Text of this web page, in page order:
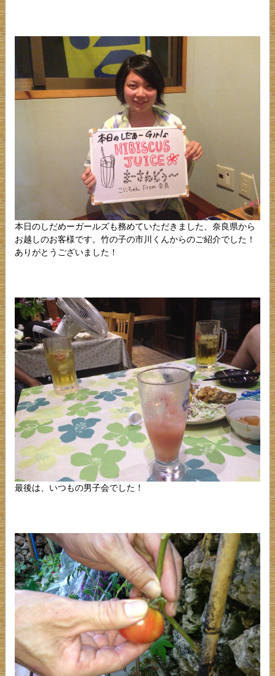
本日のしだめーガールズも務めていただきました、奈良県から
お越しのお客様です。竹の子の市川くんからのご紹介でした！
ありがとうございました！
最後は、いつもの男子会でした！